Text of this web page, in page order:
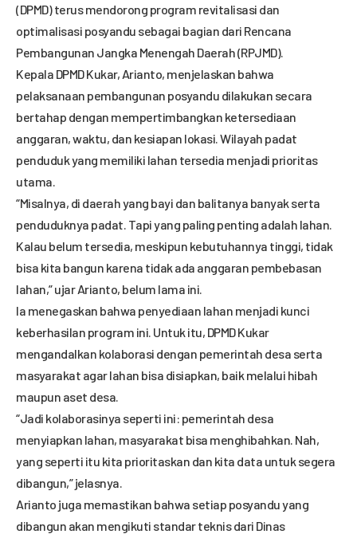
(DPMD) terus mendorong program revitalisasi dan
optimalisasi posyandu sebagai bagian dari Rencana
Pembangunan Jangka Menengah Daerah (RPJMD).
Kepala DPMD Kukar, Arianto, menjelaskan bahwa
pelaksanaan pembangunan posyandu dilakukan secara
bertahap dengan mempertimbangkan ketersediaan
anggaran, waktu, dan kesiapan lokasi. Wilayah padat
penduduk yang memiliki lahan tersedia menjadi prioritas
utama.
“Misalnya, di daerah yang bayi dan balitanya banyak serta
penduduknya padat. Tapi yang paling penting adalah lahan.
Kalau belum tersedia, meskipun kebutuhannya tinggi, tidak
bisa kita bangun karena tidak ada anggaran pembebasan
lahan,” ujar Arianto, belum lama ini.
Ia menegaskan bahwa penyediaan lahan menjadi kunci
keberhasilan program ini. Untuk itu, DPMD Kukar
mengandalkan kolaborasi dengan pemerintah desa serta
masyarakat agar lahan bisa disiapkan, baik melalui hibah
maupun aset desa.
“Jadi kolaborasinya seperti ini: pemerintah desa
menyiapkan lahan, masyarakat bisa menghibahkan. Nah,
yang seperti itu kita prioritaskan dan kita data untuk segera
dibangun,” jelasnya.
Arianto juga memastikan bahwa setiap posyandu yang
dibangun akan mengikuti standar teknis dari Dinas